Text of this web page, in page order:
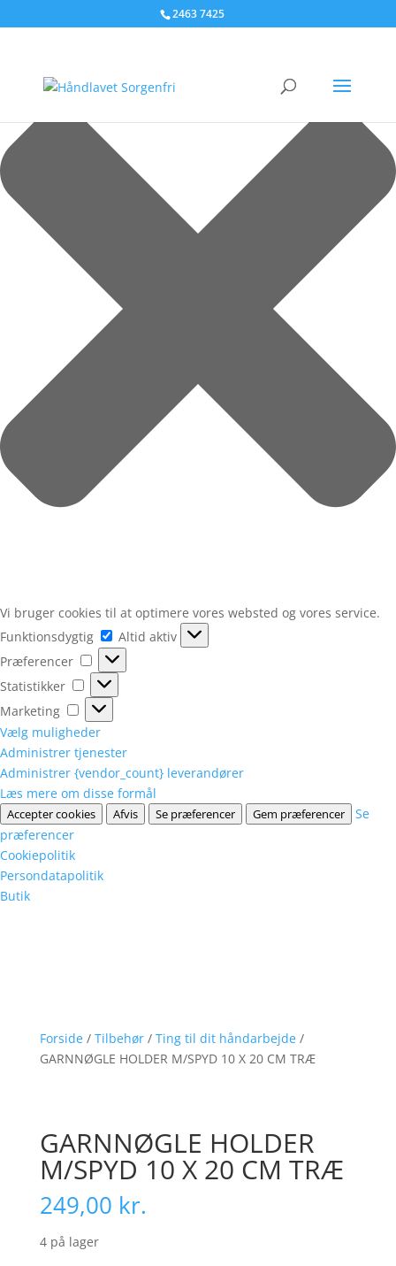
Administrer samtykke til cookies
Vi bruger cookies til at optimere vores websted og vores service.
Funktionsdygtig
Funktionsdygtig
Altid aktiv
Præferencer
Præferencer
Statistikker
Statistikker
Marketing
Marketing
Vælg muligheder
Administrer tjenester
Administrer {vendor_count} leverandører
Læs mere om disse formål
Accepter cookies Afvis Se præferencer Gem præferencer
Se
præferencer
Cookiepolitik
Persondatapolitik
Butik
2463 7425
Forside/ Tilbehør/ Ting til dit håndarbejde/
GARNNØGLE HOLDER M/SPYD 10 X 20 CM TRÆ
GARNNØGLE HOLDER
M/SPYD 10 X 20 CM TRÆ
249,00 kr.
4 på lager